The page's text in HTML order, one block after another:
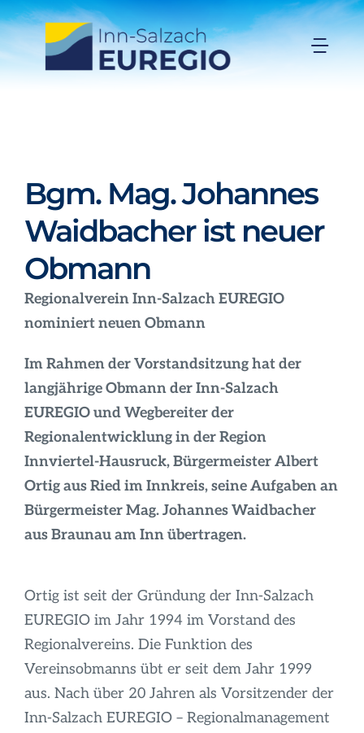
Zum
Inhalt
springen
Projekte
Förderungen
Organisation
Infos
Bgm. Mag. Johannes
Waidbacher ist neuer
Obmann
Regionalverein Inn-Salzach EUREGIO
nominiert neuen Obmann
Im Rahmen der Vorstandsitzung hat der
langjährige Obmann der Inn-Salzach
EUREGIO und Wegbereiter der
Regionalentwicklung in der Region
Innviertel-Hausruck, Bürgermeister Albert
Ortig aus Ried im Innkreis, seine Aufgaben an
Bürgermeister Mag. Johannes Waidbacher
aus Braunau am Inn übertragen.
Ortig ist seit der Gründung der Inn-Salzach
EUREGIO im Jahr 1994 im Vorstand des
Regionalvereins. Die Funktion des
Vereinsobmanns übt er seit dem Jahr 1999
aus. Nach über 20 Jahren als Vorsitzender der
Inn-Salzach EUREGIO – Regionalmanagement